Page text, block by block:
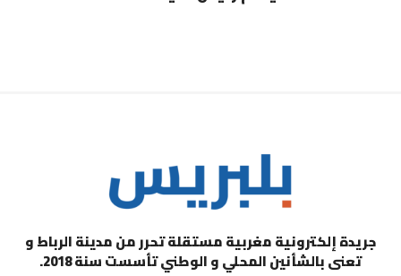
جريدة إلكترونية مغربية مستقلة تحرر من مدينة الرباط و
تعنى بالشأنين المحلي و الوطني تأسست سنة 2018.